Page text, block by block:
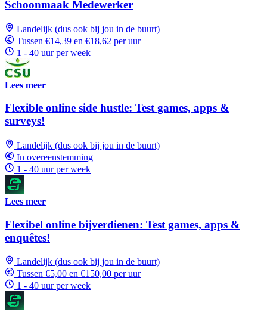
Schoonmaak Medewerker
Landelijk (dus ook bij jou in de buurt)
Tussen €14,39 en €18,62 per uur
1 - 40 uur per week
Lees meer
Flexible online side hustle: Test games, apps &
surveys!
Landelijk (dus ook bij jou in de buurt)
In overeenstemming
1 - 40 uur per week
Lees meer
Flexibel online bijverdienen: Test games, apps &
enquêtes!
Landelijk (dus ook bij jou in de buurt)
Tussen €5,00 en €150,00 per uur
1 - 40 uur per week